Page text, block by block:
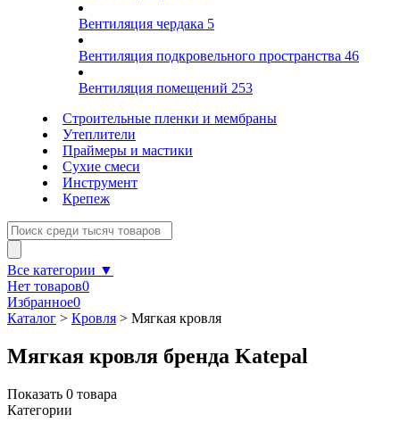
Вентиляция чердака 5
Вентиляция подкровельного пространства 46
Вентиляция помещений 253
Строительные пленки и мембраны
Утеплители
Праймеры и мастики
Сухие смеси
Инструмент
Крепеж
Все категории ▼
Нет товаров0
Избранное0
Каталог > Кровля > Мягкая кровля
Мягкая кровля бренда Katepal
Показать 0 товара
Категории